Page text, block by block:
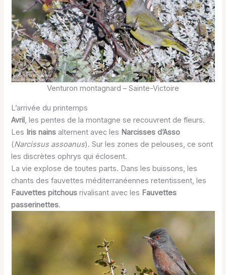
Venturon montagnard – Sainte-Victoire
L’arrivée du printemps
Avril, les pentes de la montagne se recouvrent de fleurs.
Les Iris nains alternent avec les Narcisses d’Asso
(Narcissus assoanus). Sur les zones de pelouses, ce sont
les discrètes ophrys qui éclosent.
La vie explose de toutes parts. Dans les buissons, les
chants des fauvettes méditerranéennes retentissent, les
Fauvettes pitchous rivalisant avec les Fauvettes
passerinettes.